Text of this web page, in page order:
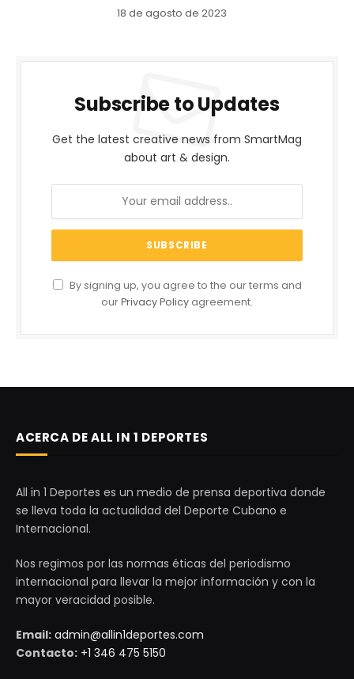
18 de agosto de 2023
Subscribe to Updates
Get the latest creative news from SmartMag
about art & design.
By signing up, you agree to the our terms and
ourPrivacy Policy agreement.
ACERCA DE ALL IN 1 DEPORTES
All in 1 Deportes es un medio de prensa deportiva donde
se lleva toda la actualidad del Deporte Cubano e
Internacional.
Nos regimos por las normas éticas del periodismo
internacional para llevar la mejor información y con la
mayor veracidad posible.
Email: admin@allin1deportes.com
Contacto: +1 346 475 5150